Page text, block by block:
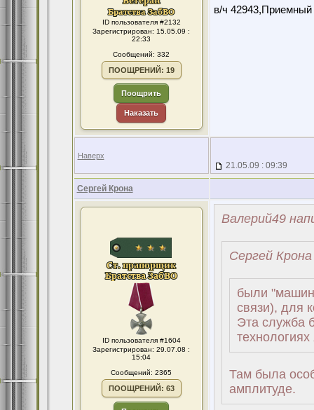
ID пользователя #2132
Зарегистрирован: 15.05.09 :
22:33
Сообщений: 332
ПООЩРЕНИЙ: 19
Поощрить
Наказать
в/ч
Наверх
21.05.09 : 09:39
Сергей Крона
ID пользователя #1604
Зарегистрирован: 29.07.08 :
15:04
Сообщений: 2365
ПООЩРЕНИЙ: 63
Валерий49
Сергей
были
связи), для
Эта служба
Там была
амплитуде.